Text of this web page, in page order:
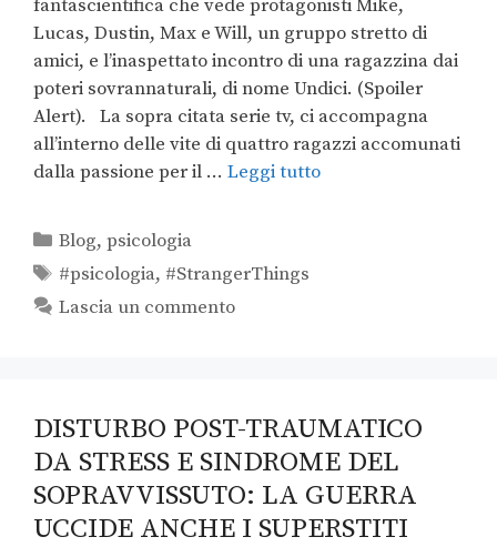
fantascientifica che vede protagonisti Mike,
Lucas, Dustin, Max e Will, un gruppo stretto di
amici, e l’inaspettato incontro di una ragazzina dai
poteri sovrannaturali, di nome Undici. (Spoiler
Alert). La sopra citata serie tv, ci accompagna
all’interno delle vite di quattro ragazzi accomunati
dalla passione per il … Leggi tutto
Blog,psicologia
#psicologia, #StrangerThings
Lascia un commento
DISTURBO POST-TRAUMATICO
DA STRESS E SINDROME DEL
SOPRAVVISSUTO: LA GUERRA
UCCIDE ANCHE I SUPERSTITI